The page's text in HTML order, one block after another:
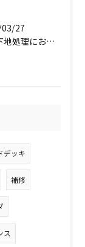
27
塗装の下地処理におけるケレンの必要性とは？種類と特徴を解説！
デッキ
補修
ス